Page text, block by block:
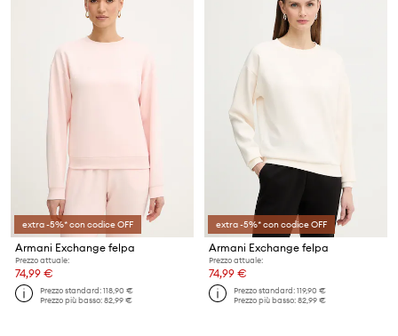
extra -5%* con codice OFF
Armani Exchange felpa
Prezzo attuale:
74,99 €
Prezzo standard:118,90 €
Prezzo più basso:82,99 €
extra -5%* con codice OFF
Armani Exchange felpa
Prezzo attuale:
74,99 €
Prezzo standard:119,90 €
Prezzo più basso:82,99 €